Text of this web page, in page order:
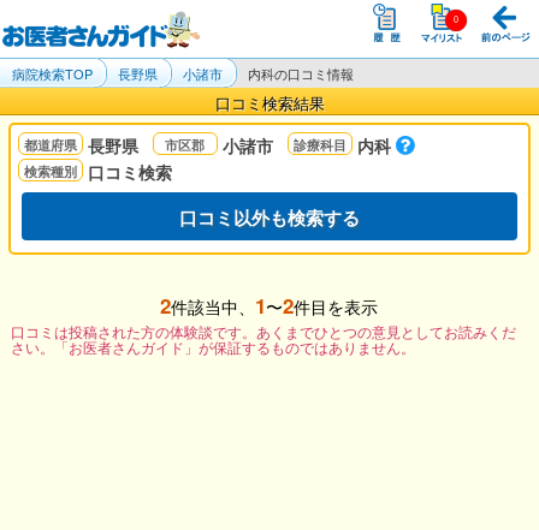
病院検索TOP 長野県 小諸市 内科の口コミ情報
口コミ検索結果
長野県 小諸市
内科
口コミ検索
口コミ以外も検索する
2件該当中、 1〜2件目を表示
口コミは投稿された方の体験談です。あくまでひとつの意見としてお読みくだ
さい。「お医者さんガイド」が保証するものではありません。